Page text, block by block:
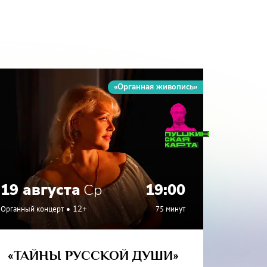
«Органная живопись»
19 августаСр 19:00
Органный концерт 12+ 75 минут
«ТАЙНЫ РУССКОЙ ДУШИ»